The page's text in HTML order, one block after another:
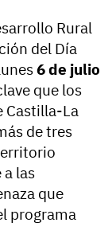
Rural
del Día
6 de julio
que los
Castilla-La
de tres
las
que
programa